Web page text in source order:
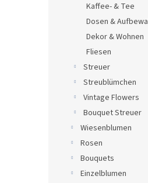
Kaffee- & Tee
Dosen &
Dekor & Wohnen
Fliesen
Streuer
Streublümchen
Vintage Flowers
Bouquet Streuer
Wiesenblumen
Rosen
Bouquets
Einzelblumen